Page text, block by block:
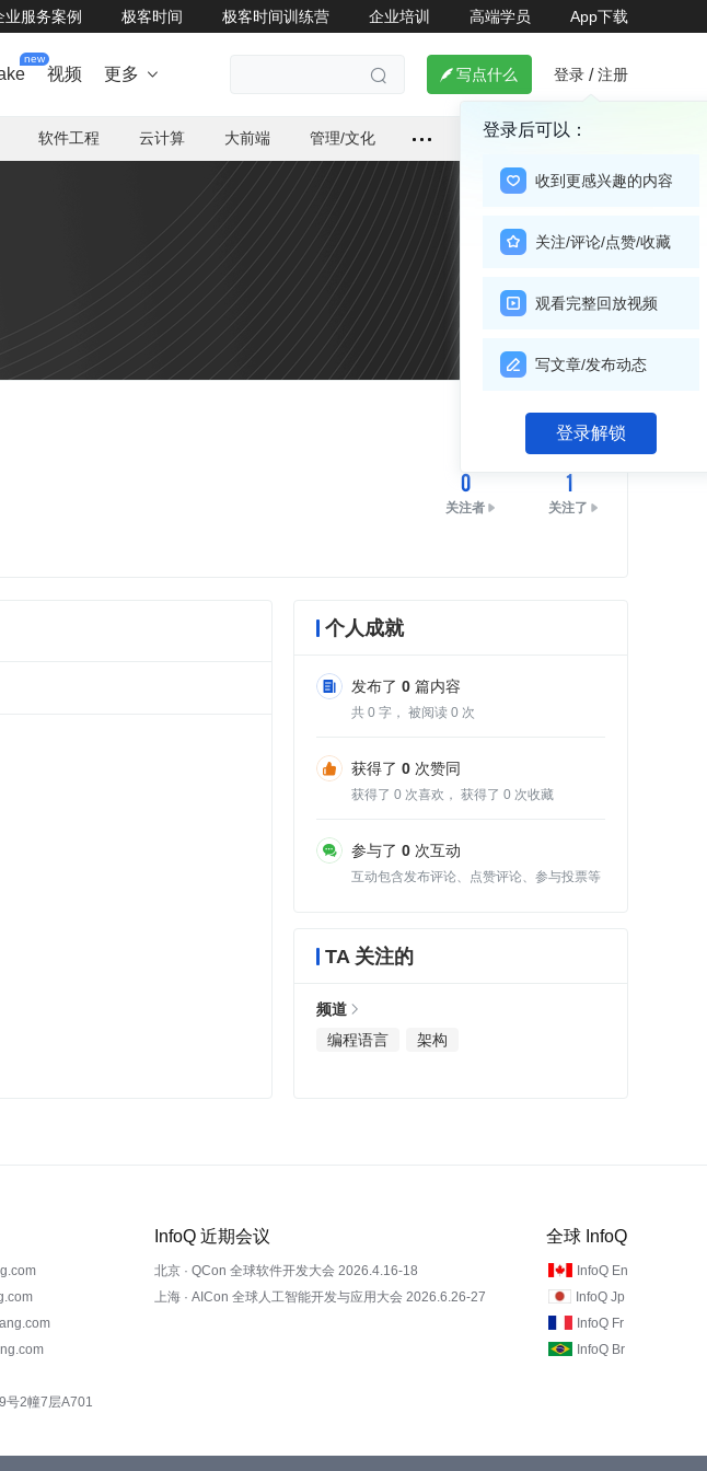
业服务案例 极客时间 极客时间训练营 企业培训 高端学员 App下载
new
视频 更多    写点什么 登录 / 注册
登录后可以：
收到更感兴趣的内容
关注/评论/点赞/收藏
观看完整回放视频
写文章/发布动态
登录解锁
软件工程 云计算 大前端 管理/文化
关注
0
关注者
1
关注了
个人成就
发布了 0 篇内容
共 0 字， 被阅读 0 次
获得了 0 次赞同
获得了 0 次喜欢， 获得了 0 次收藏
参与了 0 次互动
互动包含发布评论、点赞评论、参与投票等
TA 关注的
频道
编程语言
架构
号2幢7层A701
InfoQ 近期会议
北京 · QCon 全球软件开发大会 2026.4.16-18
上海 · AICon 全球人工智能开发与应用大会 2026.6.26-27
全球 InfoQ
InfoQ En
InfoQ Jp
InfoQ Fr
InfoQ Br